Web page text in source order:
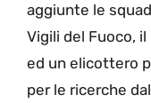
aggiunte le
Vigili del Fuoco,
ed un elicottero
per le ricerche